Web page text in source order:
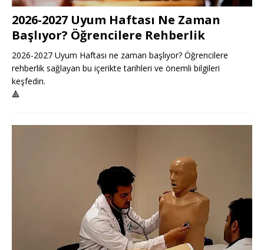
2026-2027 Uyum Haftası Ne Zaman
Başlıyor? Öğrencilere Rehberlik
2026-2027 Uyum Haftası ne zaman başlıyor? Öğrencilere
rehberlik sağlayan bu içerikte tarihleri ve önemli bilgileri
keşfedin.
🔺